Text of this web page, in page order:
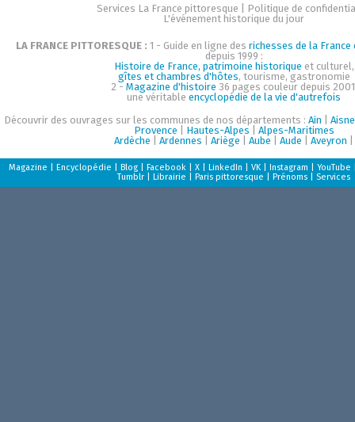
Services La France pittoresque
Politique de
L'événement historique du jour
LA FRANCE PITTORESQUE : 1 - Guide en ligne des richesses de la
depuis 1999 :
Histoire de France, patrimoine historique et culturel,
gîtes et chambres d'hôtes, tourisme, gastronomie
2 - Magazine d'histoire 36 pages couleur depuis
une véritable encyclopédie de la vie d'autrefois
Découvrir des ouvrages sur les communes de nos départements : Ain
Aisne
Provence
Hautes-Alpes
Alpes-Maritimes
Ardèche
Ardennes Ariège Aube Aude Aveyron
Magazine Encyclopédie Blog Facebook X LinkedIn VK Instagram YouTube
Tumblr
Librairie Paris pittoresque Prénoms Services